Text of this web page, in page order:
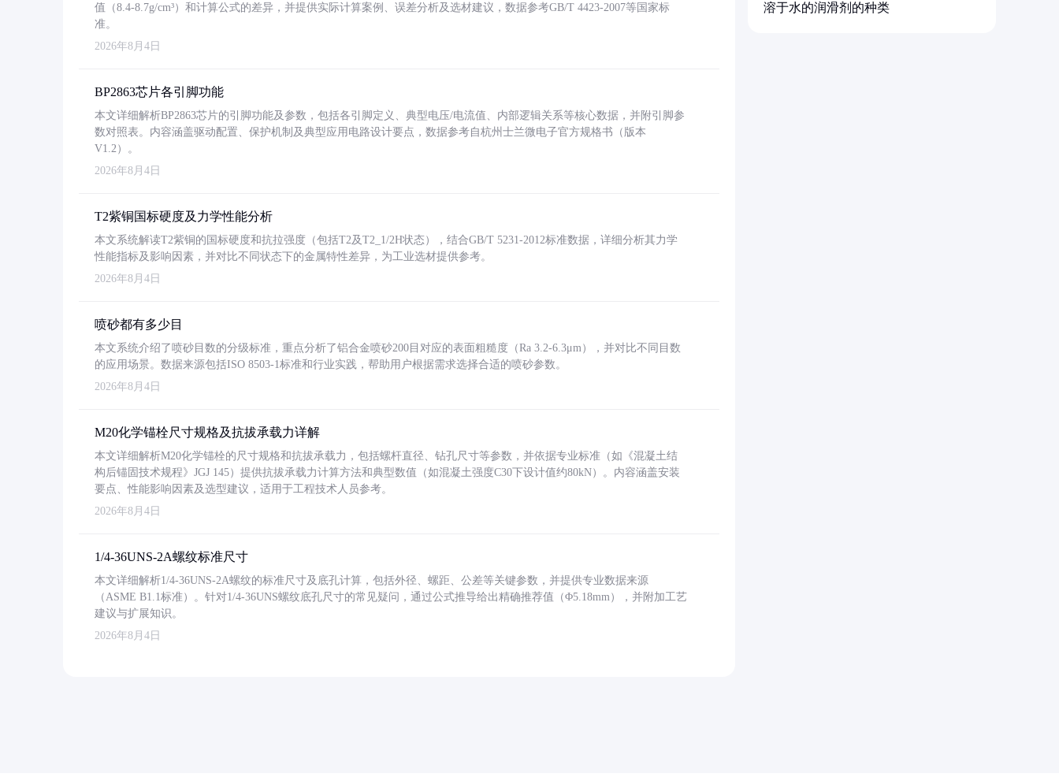
值（8.4-8.7g/cm³）和计算公式的差异，并提供实际计算案例、误差分析及选材建议，数据参考GB/T 4423-2007等国家标
准。
2026年8月4日
BP2863芯片各引脚功能
本文详细解析BP2863芯片的引脚功能及参数，包括各引脚定义、典型电压/电流值、内部逻辑关系等核心数据，并附引脚参
数对照表。内容涵盖驱动配置、保护机制及典型应用电路设计要点，数据参考自杭州士兰微电子官方规格书（版本
V1.2）。
2026年8月4日
T2紫铜国标硬度及力学性能分析
本文系统解读T2紫铜的国标硬度和抗拉强度（包括T2及T2_1/2H状态），结合GB/T 5231-2012标准数据，详细分析其力学
性能指标及影响因素，并对比不同状态下的金属特性差异，为工业选材提供参考。
2026年8月4日
喷砂都有多少目
本文系统介绍了喷砂目数的分级标准，重点分析了铝合金喷砂200目对应的表面粗糙度（Ra 3.2-6.3μm），并对比不同目数
的应用场景。数据来源包括ISO 8503-1标准和行业实践，帮助用户根据需求选择合适的喷砂参数。
2026年8月4日
M20化学锚栓尺寸规格及抗拔承载力详解
本文详细解析M20化学锚栓的尺寸规格和抗拔承载力，包括螺杆直径、钻孔尺寸等参数，并依据专业标准（如《混凝土结
构后锚固技术规程》JGJ 145）提供抗拔承载力计算方法和典型数值（如混凝土强度C30下设计值约80kN）。内容涵盖安装
要点、性能影响因素及选型建议，适用于工程技术人员参考。
2026年8月4日
1/4-36UNS-2A螺纹标准尺寸
本文详细解析1/4-36UNS-2A螺纹的标准尺寸及底孔计算，包括外径、螺距、公差等关键参数，并提供专业数据来源
（ASME B1.1标准）。针对1/4-36UNS螺纹底孔尺寸的常见疑问，通过公式推导给出精确推荐值（Φ5.18mm），并附加工艺
建议与扩展知识。
2026年8月4日
溶于水的润滑剂的种类